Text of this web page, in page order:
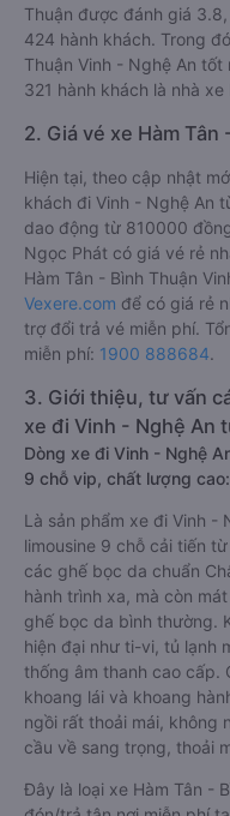
Thuận được đánh giá
424 hành khách. Trong
Thuận Vinh - Nghệ An
321 hành khách là nhà
2. Giá vé xe Hàm
Hiện tại, theo cập nhật
khách đi Vinh - Nghệ An
dao động từ 810000
Ngọc Phát có giá vé rẻ
Hàm Tân - Bình Thuận
Vexere.com để có giá rẻ
trợ đổi trả vé miễn phí.
miễn phí: 1900 888684.
3. Giới thiệu, tư vấn
xe đi Vinh - Nghệ An
Dòng xe đi Vinh - Nghệ
9 chỗ vip, chất lượng
Là sản phẩm xe đi Vinh -
limousine 9 chỗ cải tiến
các ghế bọc da chuẩn
hành trình xa, mà còn
ghế bọc da bình thường.
hiện đại như ti-vi, tủ lạnh
thống âm thanh cao cấp.
khoang lái và khoang
ngồi rất thoải mái, không
cầu về sang trọng, thoải
Đây là loại xe Hàm Tân -